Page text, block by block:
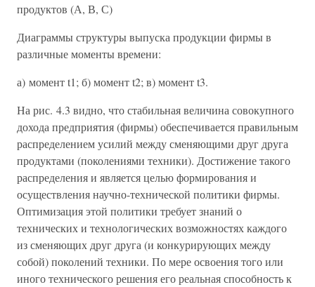
продуктов (А, В, С)
Диаграммы структуры выпуска продукции фирмы в
различные моменты времени:
а) момент t1; б) момент t2; в) момент t3.
На рис. 4.3 видно, что стабильная величина совокупного
дохода предприятия (фирмы) обеспечивается правильным
распределением усилий между сменяющими друг друга
продуктами (поколениями техники). Достижение такого
распределения и является целью формирования и
осуществления научно-технической политики фирмы.
Оптимизация этой политики требует знаний о
технических и технологических возможностях каждого
из сменяющих друг друга (и конкурирующих между
собой) поколений техники. По мере освоения того или
иного технического решения его реальная способность к